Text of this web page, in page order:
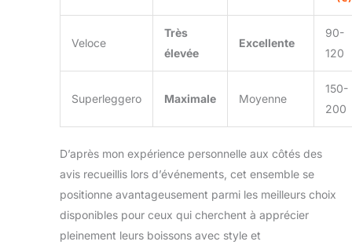
Veloce
Très
élevée
Excellente
90-
120
Superleggero Maximale Moyenne
150-
200
D’après mon expérience personnelle aux côtés des
avis recueillis lors d’événements, cet ensemble se
positionne avantageusement parmi les meilleurs choix
disponibles pour ceux qui cherchent à apprécier
pleinement leurs boissons avec style et